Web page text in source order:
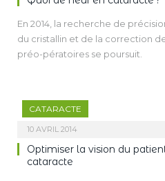
d’onde utiles (fin du spectre
potentiellement nocives pour
début de spectre bleu).
courante, notamment au
cataracte pour un choix optimal
En 2014, la recherche de
du cristallin et de la correction
préo-pératoires se poursuit.
CATARACTE
10 AVRIL 2014
Optimiser la vision du
cataracte